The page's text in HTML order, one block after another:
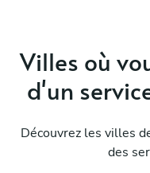
Villes où
d'un
Découvrez les villes
des